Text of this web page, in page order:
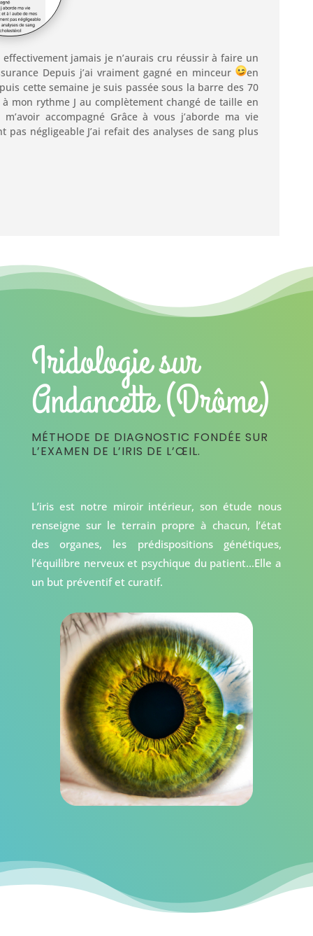
jamais je n’aurais cru réussir à faire un
Depuis j’ai vraiment gagné en minceur
en
cette semaine je suis passée sous la barre des 70
mon rythme J au complètement changé de taille en
accompagné Grâce à vous j’aborde ma vie
négligeable J’ai refait des analyses de sang plus
Iridologie sur
Andancette (Drôme)
MÉTHODE DE DIAGNOSTIC FONDÉE SUR
L’EXAMEN DE L’IRIS DE L’ŒIL.
L’iris est notre miroir intérieur, son étude nous
renseigne sur le terrain propre à chacun, l’état
des organes, les prédispositions génétiques,
l’équilibre nerveux et psychique du patient…Elle a
un but préventif et curatif.